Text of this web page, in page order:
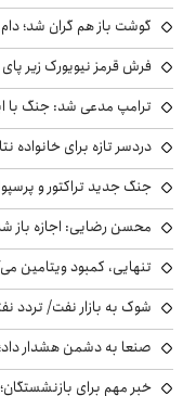
گوشت باز هم گران شد؛
فرش قرمز نیویورک زیر پای
ترامپ مدعی شد: جنگ با
دردسر تازه برای خانواده
جنگ جدید تراکتور و
محسن رضایی: اجازه باز
تنهایی، کمبود ویتامین
شوک به بازار نفت/ تردد نفتکش‌ها
صنعا به دشمن هشدار
خبر مهم برای